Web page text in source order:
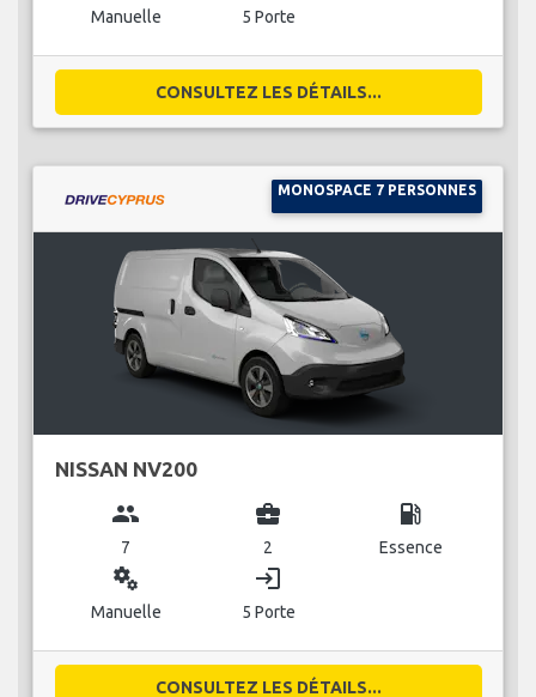
Manuelle 5 Porte
CONSULTEZ LES DÉTAILS...
MONOSPACE 7 PERSONNES
NISSAN NV200
group
7
business_center
2
local_gas_station
Essence
miscellaneous_services
Manuelle
login
5 Porte
CONSULTEZ LES DÉTAILS...